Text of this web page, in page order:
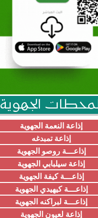
الجهوية
إذاعة النعمة الجهوية
إذاعة تمبدغه
إذاعـــة روصو الجهوية
إذاعة سيلبابي الجهوية
إذاعـــة كيفة الجهوية
إذاعـــة كيهيدي الجهوية
إذاعـــة لبراكنه الجهوية
إذاعة لعيون الجهوية